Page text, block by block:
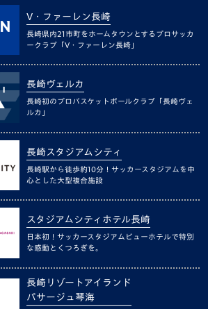
V・ファーレン長崎
長崎県内21市町をホームタウンとするプロサッカ
ークラブ「V・ファーレン長崎」
長崎ヴェルカ
長崎初のプロバスケットボールクラブ「長崎ヴェ
ルカ」
長崎スタジアムシティ
長崎駅から徒歩約10分！サッカースタジアムを中
心とした大型複合施設
スタジアムシティホテル長崎
日本初！サッカースタジアムビューホテルで特別
な感動とくつろぎを。
長崎リゾートアイランド
パサージュ琴海